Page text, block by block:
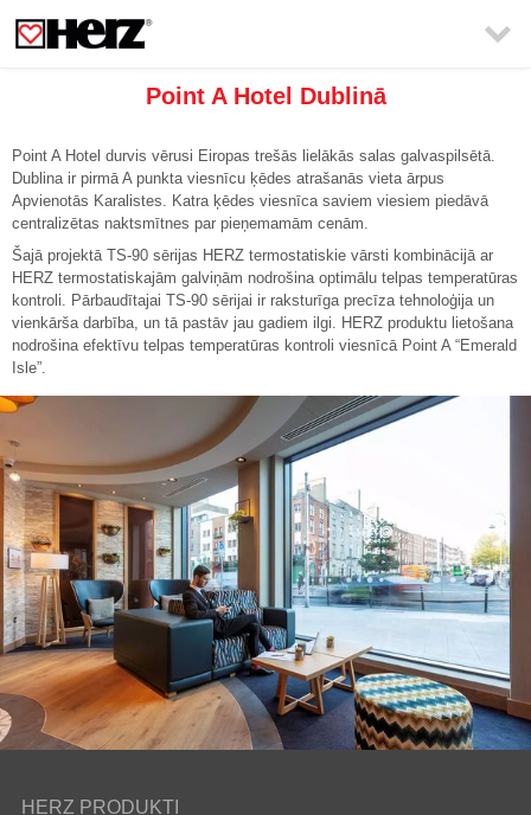

Point A Hotel Dublinā
Point A Hotel durvis vērusi Eiropas trešās lielākās salas galvaspilsētā.
Dublina ir pirmā A punkta viesnīcu ķēdes atrašanās vieta ārpus
Apvienotās Karalistes. Katra ķēdes viesnīca saviem viesiem piedāvā
centralizētas naktsmītnes par pieņemamām cenām.
Šajā projektā TS-90 sērijas HERZ termostatiskie vārsti kombinācijā ar
HERZ termostatiskajām galviņām nodrošina optimālu telpas temperatūras
kontroli. Pārbaudītajai TS-90 sērijai ir raksturīga precīza tehnoloģija un
vienkārša darbība, un tā pastāv jau gadiem ilgi. HERZ produktu lietošana
nodrošina efektīvu telpas temperatūras kontroli viesnīcā Point A “Emerald
Isle”.
HERZ PRODUKTI